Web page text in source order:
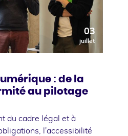
03
juillet
: de la
au pilotage
du cadre légal et à
l'accessibilité